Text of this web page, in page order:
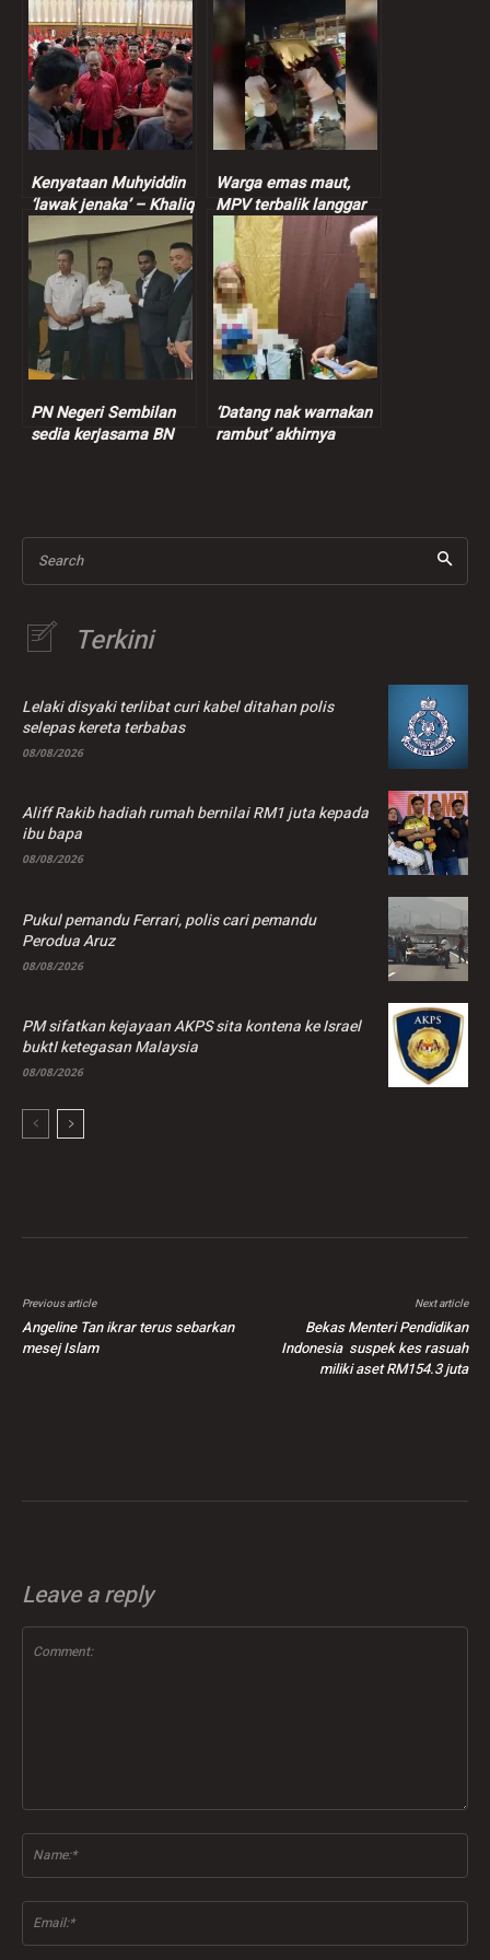
Kenyataan Muhyiddin
‘lawak jenaka’ – Khaliq
Mehtab
Warga emas maut,
MPV terbalik langgar
batu bucu rumah
PN Negeri Sembilan
sedia kerjasama BN
‘Datang nak warnakan
rambut’ akhirnya
Search
Terkini
Lelaki disyaki terlibat curi kabel ditahan polis
selepas kereta terbabas
08/08/2026
Aliff Rakib hadiah rumah bernilai RM1 juta kepada
ibu bapa
08/08/2026
Pukul pemandu Ferrari, polis cari pemandu
Perodua Aruz
08/08/2026
PM sifatkan kejayaan AKPS sita kontena ke Israel
buktI ketegasan Malaysia
08/08/2026
Previous article
Angeline Tan ikrar terus sebarkan
mesej Islam
Next article
Bekas Menteri Pendidikan
Indonesia suspek kes rasuah
miliki aset RM154.3 juta
Leave a reply